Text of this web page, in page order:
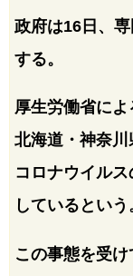
政府は16日、
する。
厚生労働省によ
北海道・神奈
コロナウイル
しているという
この事態を受